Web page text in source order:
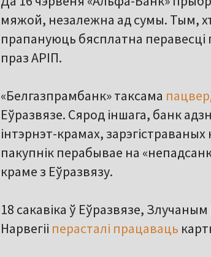
мяжой, незалежна ад сумы. Тым,
прапануюць бясплатна перавесці
праз АРІП.
«Белгазпрамбанк» таксама
Еўразвязе. Сярод іншага, банк
інтэрнэт-крамах,
пакупнік перабывае на
краме з Еўразвязу.
18 сакавіка ў Еўразвязе,
Нарвегіі перасталі працаваць